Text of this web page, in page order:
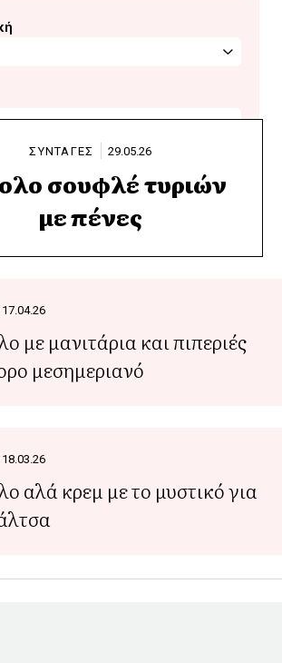
ΣΥΝΤΑΓΕΣ 29.05.26
σουφλέ τυριών
με πένες
17.04.26
με μανιτάρια και πιπεριές
μεσημεριανό
18.03.26
αλά κρεμ με το μυστικό για